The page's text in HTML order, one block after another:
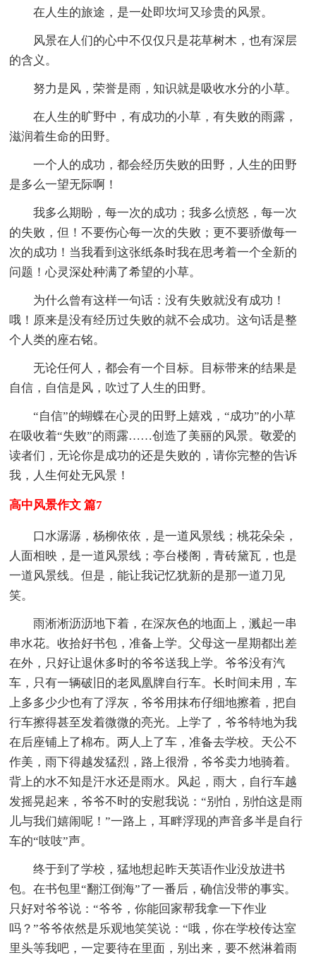
在人生的旅途，是一处即坎坷又珍贵的风景。
风景在人们的心中不仅仅只是花草树木，也有深层
的含义。
努力是风，荣誉是雨，知识就是吸收水分的小草。
在人生的旷野中，有成功的小草，有失败的雨露，
滋润着生命的田野。
一个人的成功，都会经历失败的田野，人生的田野
是多么一望无际啊！
我多么期盼，每一次的成功；我多么愤怒，每一次
的失败，但！不要伤心每一次的失败；更不要骄傲每一
次的成功！当我看到这张纸条时我在思考着一个全新的
问题！心灵深处种满了希望的小草。
为什么曾有这样一句话：没有失败就没有成功！
哦！原来是没有经历过失败的就不会成功。这句话是整
个人类的座右铭。
无论任何人，都会有一个目标。目标带来的结果是
自信，自信是风，吹过了人生的田野。
“自信”的蝴蝶在心灵的田野上嬉戏，“成功”的小草
在吸收着“失败”的雨露……创造了美丽的风景。敬爱的
读者们，无论你是成功的还是失败的，请你完整的告诉
我，人生何处无风景！
高中风景作文 篇7
口水潺潺，杨柳依依，是一道风景线；桃花朵朵，
人面相映，是一道风景线；亭台楼阁，青砖黛瓦，也是
一道风景线。但是，能让我记忆犹新的是那一道刀见
笑。
雨淅淅沥沥地下着，在深灰色的地面上，溅起一串
串水花。收拾好书包，准备上学。父母这一星期都出差
在外，只好让退休多时的爷爷送我上学。爷爷没有汽
车，只有一辆破旧的老凤凰牌自行车。长时间未用，车
上多多少少也有了浮灰，爷爷用抹布仔细地擦着，把自
行车擦得甚至发着微微的亮光。上学了，爷爷特地为我
在后座铺上了棉布。两人上了车，准备去学校。天公不
作美，雨下得越发猛烈，路上很滑，爷爷卖力地骑着。
背上的水不知是汗水还是雨水。风起，雨大，自行车越
发摇晃起来，爷爷不时的安慰我说：“别怕，别怕这是雨
儿与我们嬉闹呢！”一路上，耳畔浮现的声音多半是自行
车的“吱吱”声。
终于到了学校，猛地想起昨天英语作业没放进书
包。在书包里“翻江倒海”了一番后，确信没带的事实。
只好对爷爷说：“爷爷，你能回家帮我拿一下作业
吗？”爷爷依然是乐观地笑笑说：“哦，你在学校传达室
里头等我吧，一定要待在里面，别出来，要不然淋着雨